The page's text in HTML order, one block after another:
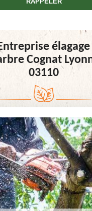
élagage
Cognat
03110